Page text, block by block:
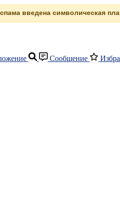
введена символическая
Сообщение